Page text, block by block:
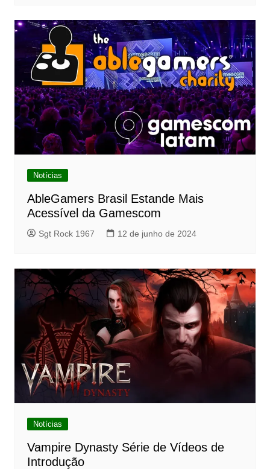
Notícias
AbleGamers Brasil Estande Mais
Acessível da Gamescom
Sgt Rock 1967 12 de junho de 2024
Notícias
Vampire Dynasty Série de Vídeos de
Introdução